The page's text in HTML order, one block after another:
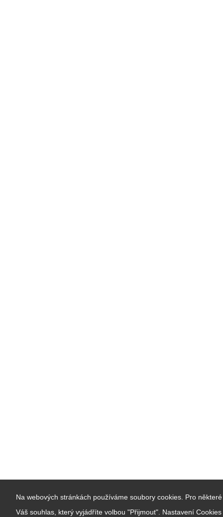
Na webových stránkách používáme soubory cookies. Pro
Váš souhlas, který vyjádříte volbou "Přijmout". Nastavení